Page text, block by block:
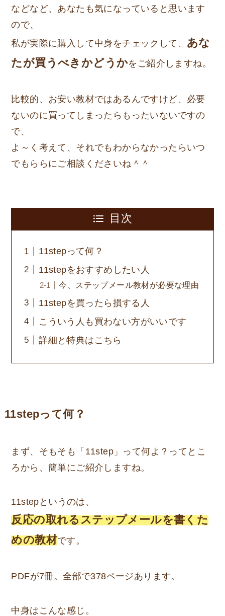
などなど、あなたも気になっていると思います
ので、
私が実際に購入して中身をチェックして、 あな
たが買うべきかどうかをご紹介しますね。
比較的、お安い教材ではあるんですけど、必要
ないのに買ってしまったらもったいないですの
で、
よ～く考えて、それでもわからなかったらいつ
でもららにご相談くださいね＾＾
目次
11stepって何？
11stepをおすすめしたい人
今、ステップメール教材が必要な理由
11stepを買ったら損する人
こういう人も買わない方がいいです
詳細と特典はこちら
11stepって何？
まず、そもそも「11step」って何よ？ってとこ
ろから、簡単にご紹介しますね。
11stepというのは、
反応の取れるステップメールを書くた
めの教材です。
PDFが7冊。全部で378ページあります。
中身はこんな感じ。